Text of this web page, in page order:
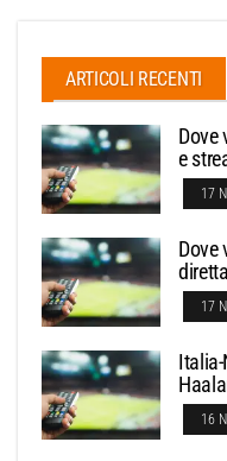
ARTICOLI RECENTI
Dove
e
17
Dove
17
16